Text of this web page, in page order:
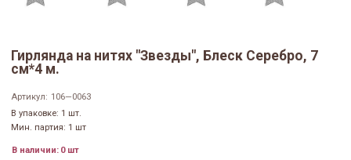
Гирлянда на нитях "Звезды", Блеск Серебро, 7
см*4 м.
Артикул: 106—0063
В упаковке: 1 шт.
Мин. партия: 1 шт
В наличии: 0 шт